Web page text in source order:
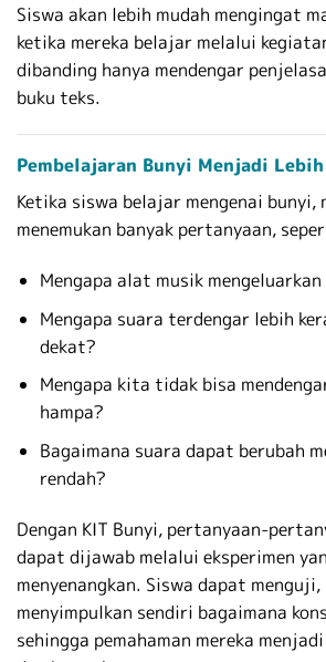
Siswa akan lebih mudah mengingat
ketika mereka belajar melalui
dibanding hanya mendengar
buku teks.
Pembelajaran Bunyi Menjadi
Ketika siswa belajar mengenai bunyi,
menemukan banyak pertanyaan,
Mengapa alat musik
Mengapa suara terdengar lebih
dekat?
Mengapa kita tidak bisa
hampa?
Bagaimana suara dapat berubah
rendah?
Dengan KIT Bunyi, pertanyaan-
dapat dijawab melalui eksperimen
menyenangkan. Siswa dapat
menyimpulkan sendiri bagaimana
sehingga pemahaman mereka